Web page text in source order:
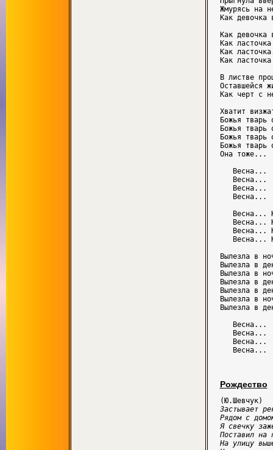
Жмурясь на
Как девочка
Как девочка
Как
Как
Как
В листве
Оставшейся
Как черт с
Хватит
Божья тварь
Божья тварь
Божья тварь
Божья
Она тоже...
   Весна...
   Весна...
   Весна...
   Весна...
Весна...
Весна...
Весна...
Весна...
Вылезла в
Вылезла в
Вылезла в
Вылезла в
Вылезла в
Вылезла в
Вылезла в
   Весна...
   Весна...
   Весна...
Рождество
Застывает
Рядом с
Я свечку
Поставил на
На улицу